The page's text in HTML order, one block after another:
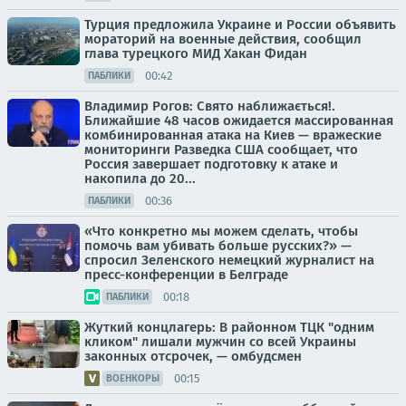
Турция предложила Украине и России объявить
мораторий на военные действия, сообщил
глава турецкого МИД Хакан Фидан
ПАБЛИКИ 00:42
Владимир Рогов: Свято наближається!.
Ближайшие 48 часов ожидается массированная
комбинированная атака на Киев — вражеские
мониторинги Разведка США сообщает, что
Россия завершает подготовку к атаке и
накопила до 20...
ПАБЛИКИ 00:36
«Что конкретно мы можем сделать, чтобы
помочь вам убивать больше русских?» —
спросил Зеленского немецкий журналист на
пресс-конференции в Белграде
ПАБЛИКИ 00:18
Жуткий концлагерь: В районном ТЦК "одним
кликом" лишали мужчин со всей Украины
законных отсрочек, — омбудсмен
ВОЕНКОРЫ 00:15